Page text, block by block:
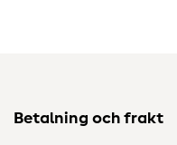
Betalning och frakt